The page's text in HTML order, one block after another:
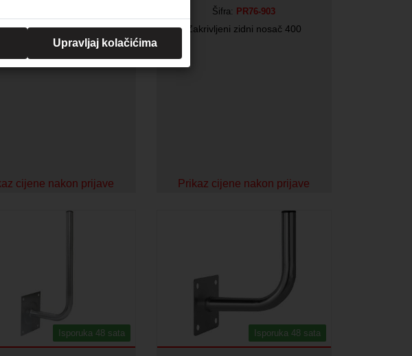
Šifra:PR76-887
zidni nosač antene 40
cijene nakon prijave
Šifra: PR76-903
Zakrivljeni zidni nosač 400
Prikaz cijene nakon prijave
Isporuka 48 sata Isporuka 48 sata
Upravljaj kolačićima